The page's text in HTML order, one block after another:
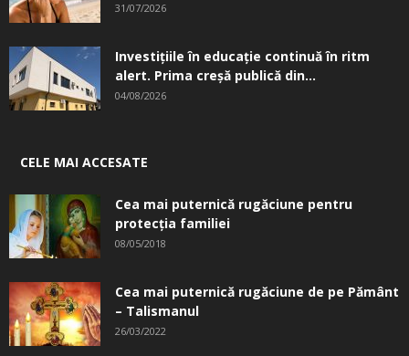
31/07/2026
Investițiile în educație continuă în ritm
alert. Prima creşă publică din...
04/08/2026
CELE MAI ACCESATE
Cea mai puternică rugăciune pentru
protecția familiei
08/05/2018
Cea mai puternică rugăciune de pe Pământ
– Talismanul
26/03/2022